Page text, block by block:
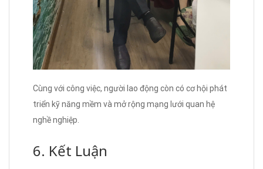
Cùng với công việc, người lao động còn có cơ hội phát
triển kỹ năng mềm và mở rộng mạng lưới quan hệ
nghề nghiệp.
6. Kết Luận